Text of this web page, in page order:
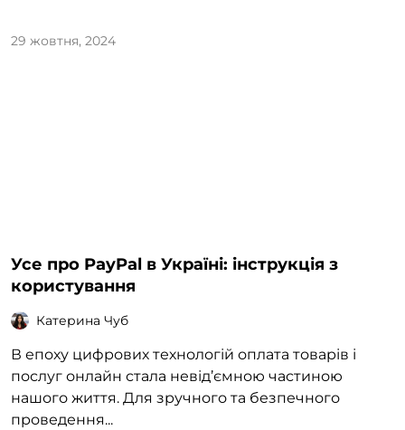
29 жовтня, 2024
Усе про PayPal в Україні: інструкція з
користування
Катерина Чуб
В епоху цифрових технологій оплата товарів і
послуг онлайн стала невід’ємною частиною
нашого життя. Для зручного та безпечного
проведення...